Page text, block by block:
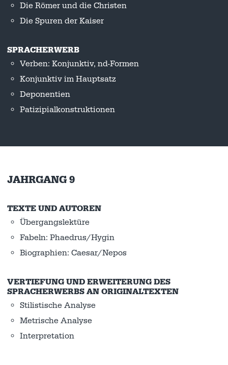
Die Römer und die Christen
Die Spuren der Kaiser
SPRACHERWERB
Verben: Konjunktiv, nd-Formen
Konjunktiv im Hauptsatz
Deponentien
Patizipialkonstruktionen
JAHRGANG 9
TEXTE UND AUTOREN
Übergangslektüre
Fabeln: Phaedrus/Hygin
Biographien: Caesar/Nepos
VERTIEFUNG UND ERWEITERUNG DES
SPRACHERWERBS AN ORIGINALTEXTEN
Stilistische Analyse
Metrische Analyse
Interpretation